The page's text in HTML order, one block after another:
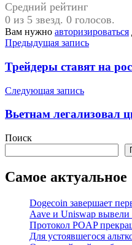
Средний рейтинг
0 из 5 звезд. 0 голосов.
Вам нужно авторизироваться
Навигация
по
записям
Предыдущая запись
Трейдеры ставят на
Следующая запись
Вьетнам легализовал
Поиск
Самое актуальное
Dogecoin завершает
Aave и Uniswap
Протокол POAP
Для устоявшегося